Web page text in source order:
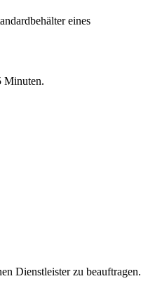
eines
Minuten.
Dienstleister zu beauftragen.